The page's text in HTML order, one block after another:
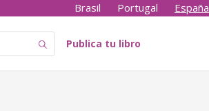
Brasil Portugal España
Publica tu libro